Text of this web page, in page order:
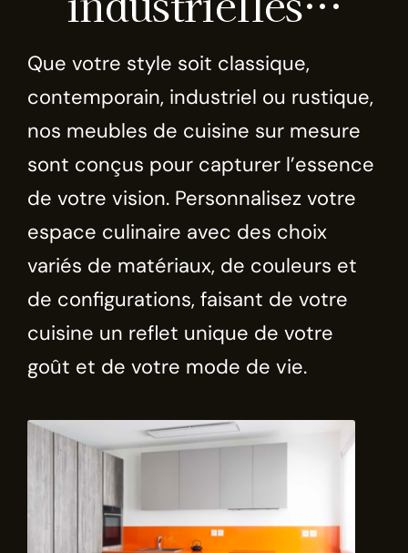
Que votre style soit classique,
contemporain, industriel ou rustique,
nos meubles de cuisine sur mesure
sont conçus pour capturer l’essence
de votre vision. Personnalisez votre
espace culinaire avec des choix
variés de matériaux, de couleurs et
de configurations, faisant de votre
cuisine un reflet unique de votre
goût et de votre mode de vie.